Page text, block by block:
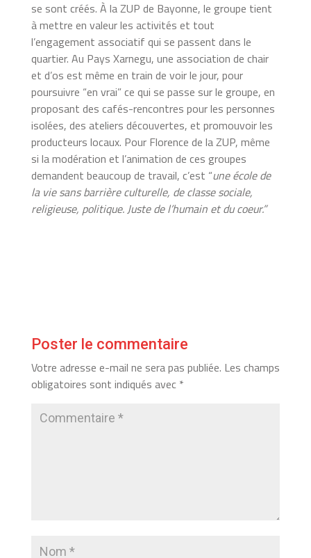
se sont créés. À la ZUP de Bayonne, le groupe tient
à mettre en valeur les activités et tout
l’engagement associatif qui se passent dans le
quartier. Au Pays Xarnegu, une association de chair
et d’os est même en train de voir le jour, pour
poursuivre “en vrai” ce qui se passe sur le groupe, en
proposant des cafés-rencontres pour les personnes
isolées, des ateliers découvertes, et promouvoir les
producteurs locaux. Pour Florence de la ZUP, même
si la modération et l’animation de ces groupes
demandent beaucoup de travail, c’est “une école de
la vie sans barrière culturelle, de classe sociale,
religieuse, politique. Juste de l’humain et du coeur.”
Poster le commentaire
Votre adresse e-mail ne sera pas publiée. Les champs
obligatoires sont indiqués avec *